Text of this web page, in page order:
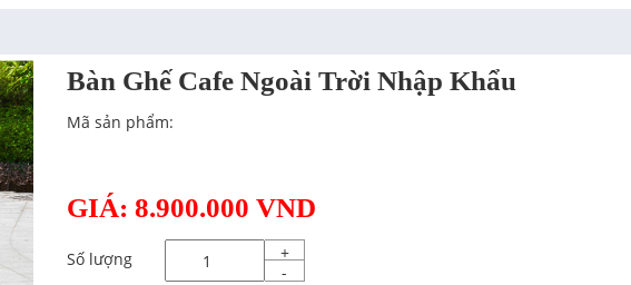
Bàn Ghế Cafe Ngoài Trời Nhập Khẩu
Mã sản phẩm:
GIÁ: 8.900.000 VND
Số lượng
+
-